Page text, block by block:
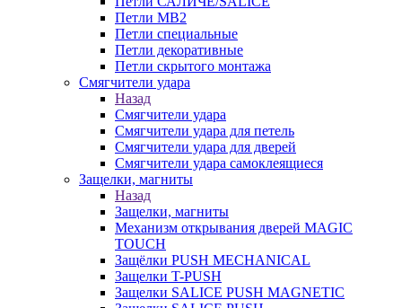
Петли MB2
Петли специальные
Петли декоративные
Петли скрытого монтажа
Смягчители удара
Назад
Смягчители удара
Смягчители удара для петель
Смягчители удара для дверей
Cмягчители удара самоклеящиеся
Защелки, магниты
Назад
Защелки, магниты
Механизм открывания дверей MAGIC
TOUCH
Защёлки PUSH MECHANICAL
Защелки T-PUSH
Защелки SALICE PUSH MAGNETIC